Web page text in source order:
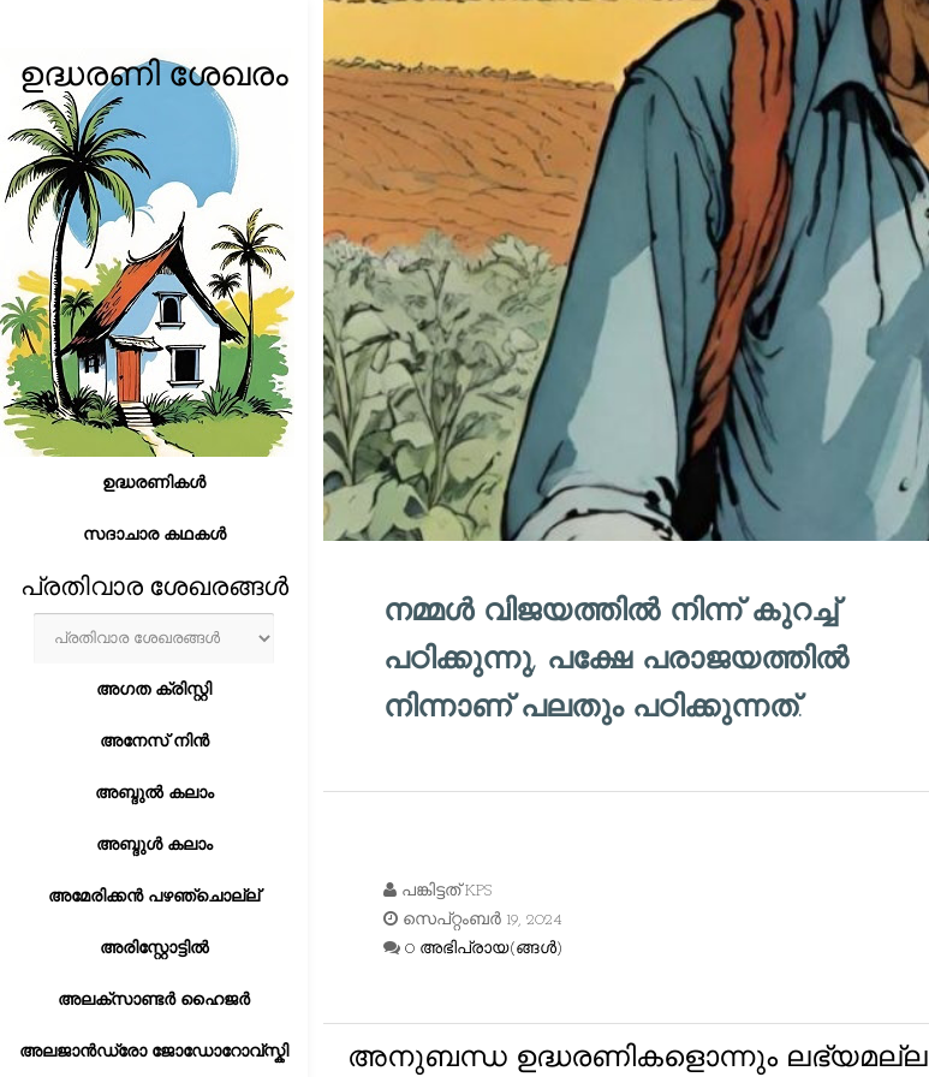
ഉദ്ധരണി ശേഖരം
ഉദ്ധരണികൾ
സദാചാര കഥകൾ
പ്രതിവാര ശേഖരങ്ങൾ
അഗത ക്രിസ്റ്റി
അനേസ് നിൻ
അബ്ദുൽ കലാം
അബ്ദുൾ കലാം
അമേരിക്കൻ പഴഞ്ചൊല്ല്
അരിസ്റ്റോട്ടിൽ
അലക്സാണ്ടർ ഹൈജർ
അലജാൻഡ്രോ ജോഡോറോവ്സ്കി
നമ്മൾ വിജയത്തിൽ നിന്ന് കുറച്ച്
പഠിക്കുന്നു, പക്ഷേ പരാജയത്തിൽ
നിന്നാണ് പലതും പഠിക്കുന്നത്.
പങ്കിട്ടത്KPS
സെപ്റ്റംബർ 19, 2024
0 അഭിപ്രായ(ങ്ങള്‍)
അനുബന്ധ ഉദ്ധരണികളൊന്നും ലഭ്യമല്ല